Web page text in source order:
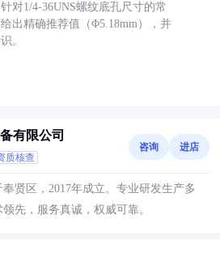
对1/4-36UNS螺纹底孔尺寸的常
出精确推荐值（Φ5.18mm），并
。
有限公司
质核查
咨询 进店
贤区，2017年成立。专业研发生产多
先，服务真诚，权威可靠。